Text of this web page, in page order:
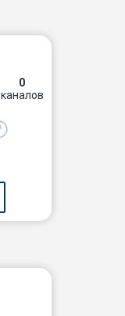
0
каналов